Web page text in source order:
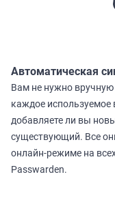
Автоматическая
Вам не нужно
каждое используемое
добавляете ли вы
существующий. Все
онлайн-режиме на
Passwarden.